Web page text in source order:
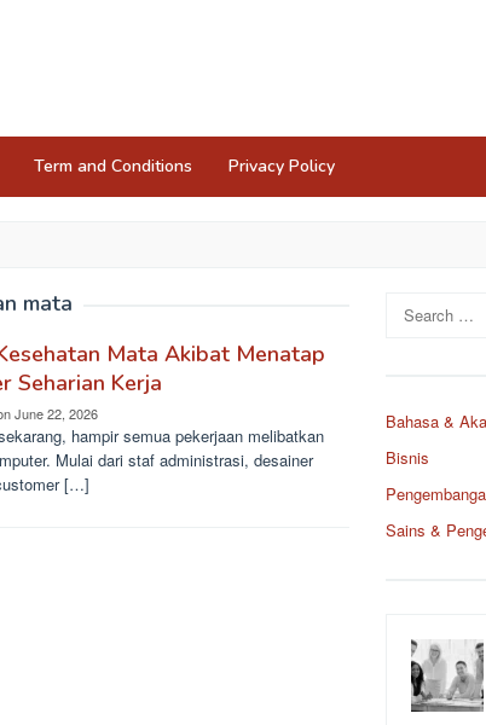
Term and Conditions Privacy Policy
mata
Mata Akibat Menatap
Seharian Kerja
June 22, 2026
hampir semua pekerjaan melibatkan
Mulai dari staf administrasi, desainer
[…]
Search
for:
Bahasa &
Bisnis
Sains &